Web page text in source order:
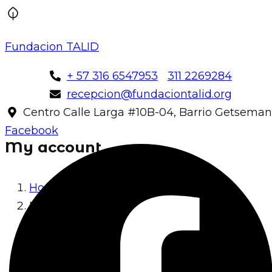
Fundacion TALID
+ 57 316 6547953
311 2269284
recepcion@fundaciontalid.org
Centro Calle Larga #10B-04, Barrio
Facebook
My account
Home
My account